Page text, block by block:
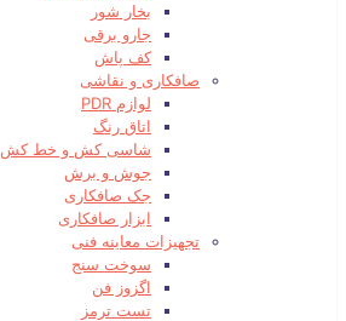
بخار شور
جارو برقی
کف پاش
صافکاری و نقاشی
لوازم PDR
اتاق رنگ
شاسی کش و خط کش
جوش و برش
جک صافکاری
ابزار صافکاری
تجهیزات معاینه فنی
سوخت سنج
اگزوز فن
تست ترمز